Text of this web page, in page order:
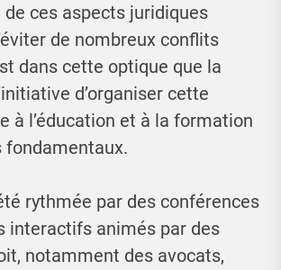
de ces aspects juridiques
de nombreux conflits
dans cette optique que la
d’organiser cette
à l’éducation et à la formation
fondamentaux.
rythmée par des conférences
interactifs animés par des
notamment des avocats,